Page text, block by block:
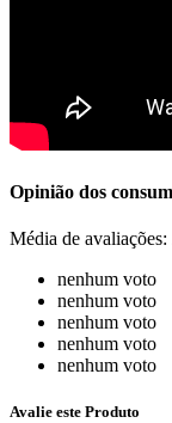
Opinião dos
Média de avaliações:
nenhum voto
nenhum voto
nenhum voto
nenhum voto
nenhum voto
Avalie este Produto